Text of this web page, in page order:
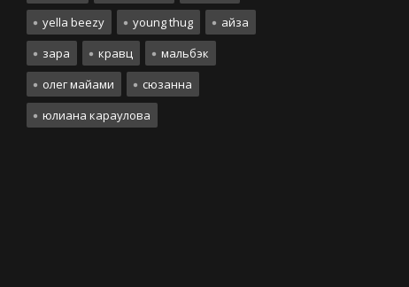
yella beezy
young thug
айза
зара
кравц
мальбэк
олег майами
сюзанна
юлиана караулова